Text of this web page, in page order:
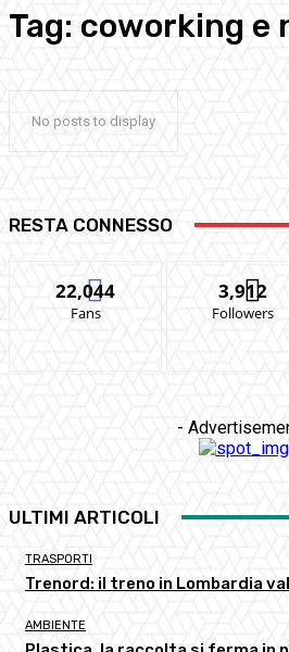
Tag: coworking e
No posts to display
RESTA CONNESSO
22,044
Fans
3,912
Followers
-
ULTIMI ARTICOLI
TRASPORTI
Trenord: il treno in Lombardia
AMBIENTE